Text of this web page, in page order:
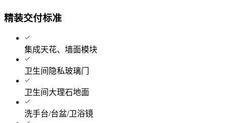
精装交付标准
集成天花、墙面模块
卫生间隐私玻璃门
卫生间大理石地面
洗手台/台盆/卫浴镜